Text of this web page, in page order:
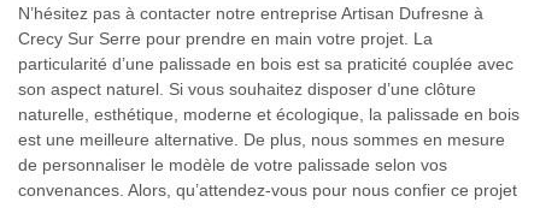
N’hésitez pas à contacter notre entreprise Artisan Dufresne à
Crecy Sur Serre pour prendre en main votre projet. La
particularité d’une palissade en bois est sa praticité couplée avec
son aspect naturel. Si vous souhaitez disposer d’une clôture
naturelle, esthétique, moderne et écologique, la palissade en bois
est une meilleure alternative. De plus, nous sommes en mesure
de personnaliser le modèle de votre palissade selon vos
convenances. Alors, qu’attendez-vous pour nous confier ce projet